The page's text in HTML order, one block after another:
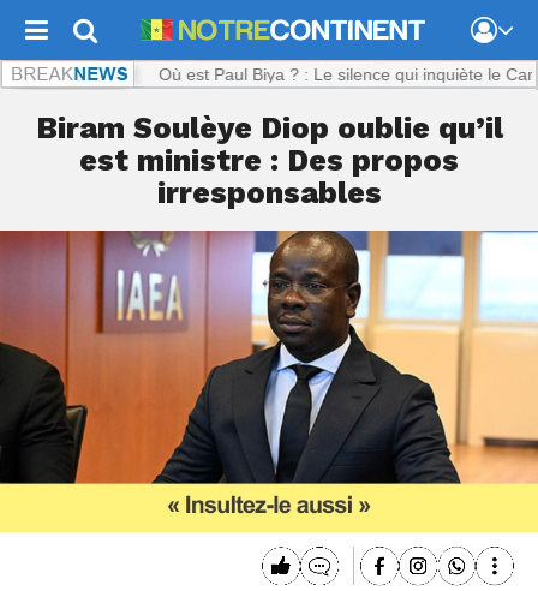
: Où est Paul Biya ? : Le silence qui inquiète le Cameroun
Biram Soulèye Diop oublie qu’il
est ministre : Des propos
irresponsables